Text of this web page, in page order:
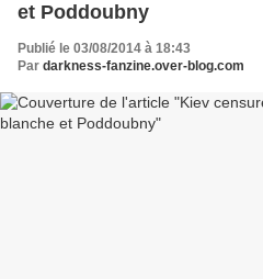
et Poddoubny
Publié le 03/08/2014 à 18:43
Par darkness-fanzine.over-blog.com